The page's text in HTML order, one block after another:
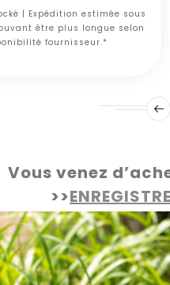
| Expédition estimée sous
être plus longue selon
fournisseur.*
Vous venez
>>